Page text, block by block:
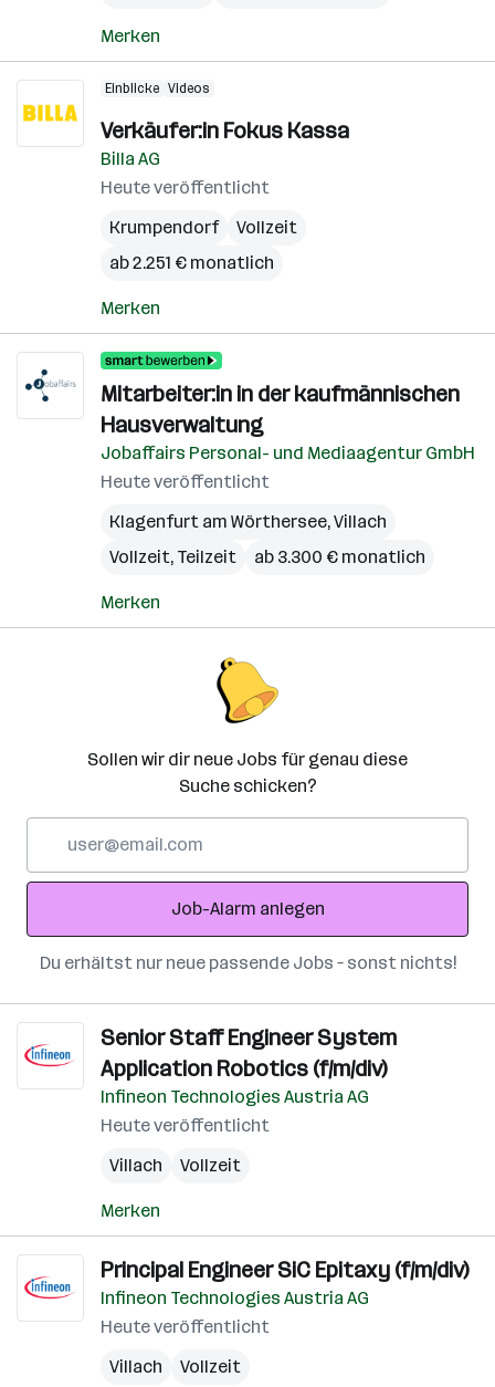
Merken
Einblicke Videos
Verkäufer:in Fokus Kassa
Billa AG
Heute veröffentlicht
Krumpendorf
Vollzeit
ab 2.251 € monatlich
Merken
Mitarbeiter:in in der kaufmännischen
Hausverwaltung
Jobaffairs Personal- und Mediaagentur GmbH
Heute veröffentlicht
Klagenfurt am Wörthersee,Villach
Vollzeit, Teilzeit
ab 3.300 € monatlich
Merken
Sollen wir dir neue Jobs für genau diese
Suche schicken?
Adresse
Job-Alarm anlegen
Du erhältst nur neue passende Jobs – sonst nichts!
Senior Staff Engineer System
Application Robotics (f/m/div)
Infineon Technologies Austria AG
Heute veröffentlicht
Villach
Vollzeit
Merken
Principal Engineer SiC Epitaxy (f/m/div)
Infineon Technologies Austria AG
Heute veröffentlicht
Villach
Vollzeit